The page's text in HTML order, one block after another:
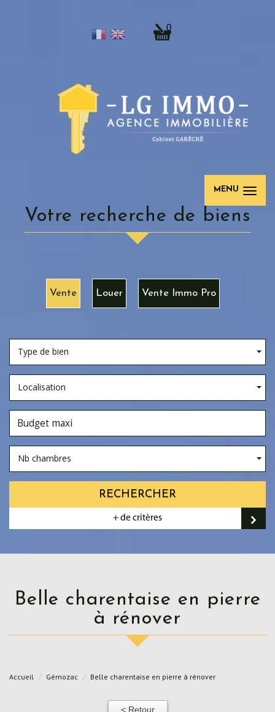
0
MENU
votre recherche de biens
Vente Louer Vente Immo Pro
Type de bien
Localisation
Nb chambres
RECHERCHER
+ de critères
Belle charentaise en pierre
à rénover
Accueil Gémozac Belle charentaise en pierre à rénover
< Retour